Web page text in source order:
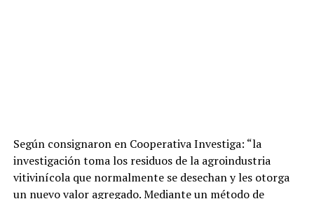
Según consignaron en Cooperativa Investiga: “la
investigación toma los residuos de la agroindustria
vitivinícola que normalmente se desechan y les otorga
un nuevo valor agregado. Mediante un método de